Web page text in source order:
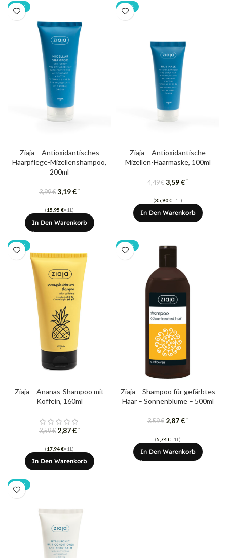
-20%
Ziaja – Antioxidantisches
Haarpflege-Mizellenshampoo,
200ml
3,99€ 3,19€ *
(15,95 €=1L)
In Den Warenkorb
-20%
Ziaja – Antioxidantische
Mizellen-Haarmaske, 100ml
4,49€ 3,59€ *
(35,90€=1L)
In Den Warenkorb
-20%
Ziaja – Ananas-Shampoo mit
Koffein, 160ml
3,59€ 2,87€ *
(17,94€=1L)
In Den Warenkorb
-20%
Ziaja – Shampoo für gefärbtes
Haar – Sonnenblume – 500ml
3,59€ 2,87€ *
(5,74€=1L)
In Den Warenkorb
-20%